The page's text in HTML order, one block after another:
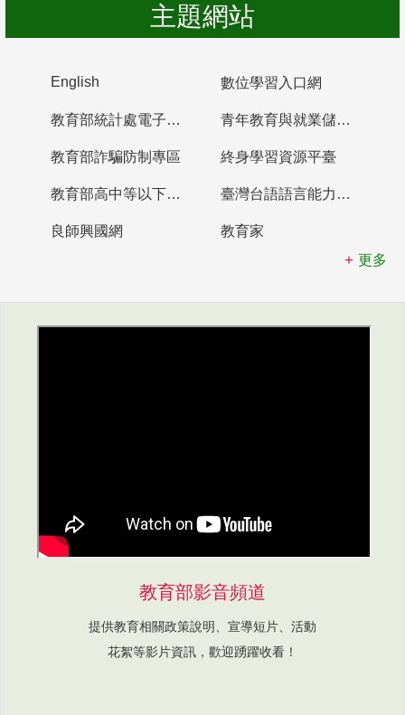
主題網站
English 數位學習入口網
教育部統計處電子書櫃 青年教育與就業儲蓄帳戶
教育部詐騙防制專區 終身學習資源平臺
教育部高中等以下學校及幼兒園教師資格檢定考試 臺灣台語語言能力認證網站
良師興國網
教育家
更多
教育部影音頻道
提供教育相關政策說明、宣導短片、活動
花絮等影片資訊，歡迎踴躍收看！